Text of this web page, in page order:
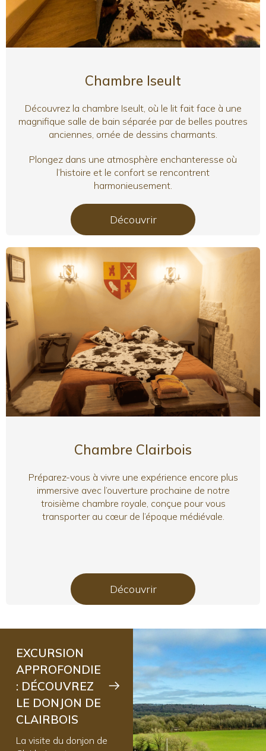
Chambre Iseult
Découvrez la chambre Iseult, où le lit fait face à une
magnifique salle de bain séparée par de belles poutres
anciennes, ornée de dessins charmants.
Plongez dans une atmosphère enchanteresse où
l’histoire et le confort se rencontrent
harmonieusement.
Découvrir
Chambre Clairbois
Préparez-vous à vivre une expérience encore plus
immersive avec l’ouverture prochaine de notre
troisième chambre royale, conçue pour vous
transporter au cœur de l’époque médiévale.
Découvrir
EXCURSION
APPROFONDIE
: DÉCOUVREZ
LE DONJON DE
CLAIRBOIS
La visite du donjon de